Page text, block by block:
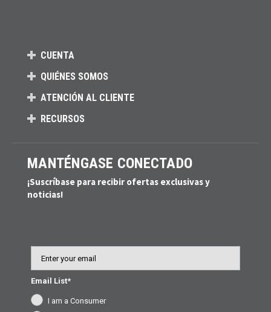
CUENTA
QUIÉNES SOMOS
ATENCIÓN AL CLIENTE
RECURSOS
MANTÉNGASE CONECTADO
¡Suscríbase para recibir ofertas exclusivas y
noticias!
Email List*
I am a Consumer